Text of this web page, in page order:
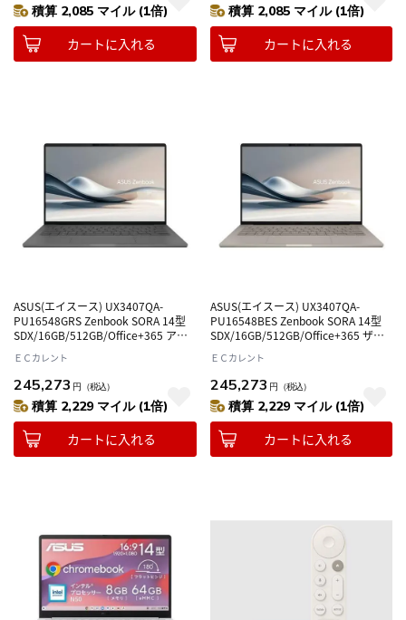
積算 2,085 マイル (1倍)
カートに入れる
積算 2,085 マイル (1倍)
カートに入れる
ASUS(エイスース) UX3407QA-
PU16548GRS Zenbook SORA 14型
SDX/16GB/512GB/Office+365 アイ
ノートパソコン
ＥＣカレント
245,273 円 （税込）
積算 2,229 マイル (1倍)
カートに入れる
ASUS(エイスース) UX3407QA-
PU16548BES Zenbook SORA 14型
SDX/16GB/512GB/Office+365 ザブ
Home ノートパソコン
ＥＣカレント
245,273 円 （税込）
積算 2,229 マイル (1倍)
カートに入れる